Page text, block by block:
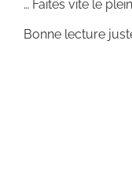
… Faites vite le
Bonne lecture